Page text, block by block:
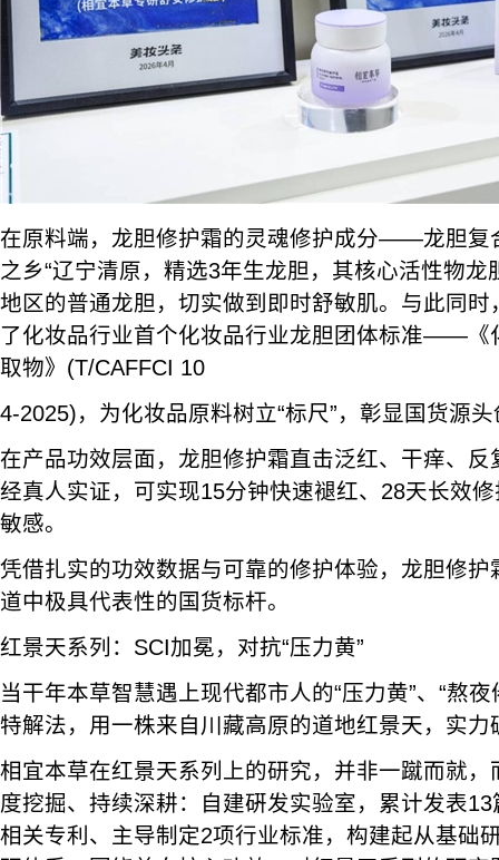
在原料端，龙胆修护霜的灵魂修护成分——龙胆复
之乡“辽宁清原，精选3年生龙胆，其核心活性物
地区的普通龙胆，切实做到即时舒敏肌。与此同
了化妆品行业首个化妆品行业龙胆团体标准——
取物》(T/CAFFCI 10
4-2025)，为化妆品原料树立“标尺”，彰显国货源
在产品功效层面，龙胆修护霜直击泛红、干痒、
经真人实证，可实现15分钟快速褪红、28天长效
敏感。
凭借扎实的功效数据与可靠的修护体验，龙胆修
道中极具代表性的国货标杆。
红景天系列：SCI加冕，对抗“压力黄”
当干年本草智慧遇上现代都市人的“压力黄”、“熬
特解法，用一株来自川藏高原的道地红景天，实力
相宜本草在红景天系列上的研究，并非一蹴而就
度挖掘、持续深耕：自建硏发实验室，累计发表
相关专利、主导制定2项行业标准，构建起从基础